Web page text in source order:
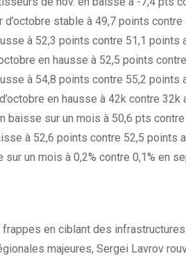
d’octobre stable à 49,7 points
à 52,3 points contre 51,1 points
en hausse à 52,5 points
à 54,8 points contre 55,2 points
en hausse à 42k contre
baisse sur un mois à 50,6 pts
à 52,6 points contre 52,5 points
un mois à 0,2% contre 0,1% en
en ciblant des
majeures, Sergei Lavrov